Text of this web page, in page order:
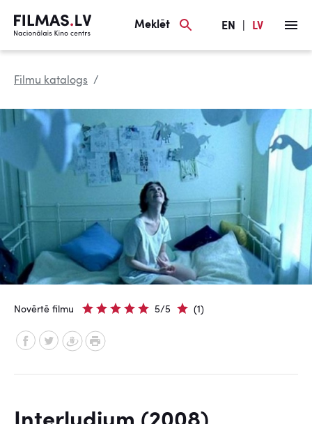
Meklēt EN LV
Filmu katalogs
Novērtē filmu 5/5 (1)